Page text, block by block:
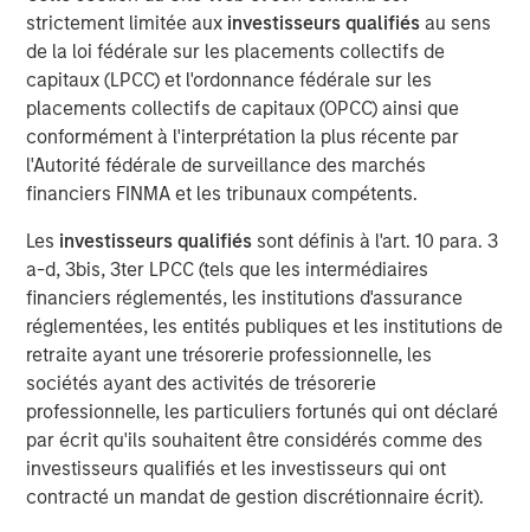
strictement limitée aux investisseurs qualifiésau sens
de la loi fédérale sur les placements collectifs de
capitaux (LPCC) et l'ordonnance fédérale sur les
placements collectifs de capitaux (OPCC) ainsi que
conformément à l'interprétation la plus récente par
l'Autorité fédérale de surveillance des marchés
financiers FINMA et les tribunaux compétents.
Les investisseurs qualifiés sont définis à l'art. 10 para. 3
a-d, 3bis, 3ter LPCC (tels que les intermédiaires
financiers réglementés, les institutions d'assurance
réglementées, les entités publiques et les institutions de
retraite ayant une trésorerie professionnelle, les
sociétés ayant des activités de trésorerie
professionnelle, les particuliers fortunés qui ont déclaré
par écrit qu'ils souhaitent être considérés comme des
investisseurs qualifiés et les investisseurs qui ont
contracté un mandat de gestion discrétionnaire écrit).
Morgan Stanley Investment Management (MSIM) today
announced the global launch of Morgan Stanley
Investment Funds’ (MS INVF) Strategic Income Fund sub-
fund (Strategic Income Fund), a flexible, multi-sector
strategy that focuses on fixed income plus sectors and
expands investor access to MSIM’s extensive global fixed
currently registered in France, Germany, Italy, Ireland,
Japan, Luxemburg, Singapore, Spain, Switzerland and the
United Kingdom.
MS INVF Strategic Income Fund seeks to provide
diversified exposure to a broad spectrum of global fixed
income sectors with a focus on certain sectors that are
often underrepresented in traditional core portfolios. The
strategy is managed by Andrew Szczurowski, Justin
Bourgette and Brian Shaw, portfolio managers on MSIM’s